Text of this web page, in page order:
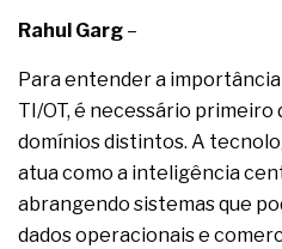
Rahul Garg –
Para entender a
TI/OT, é necessário
domínios distintos. A
atua como a inteligência
abrangendo sistemas que
dados operacionais e